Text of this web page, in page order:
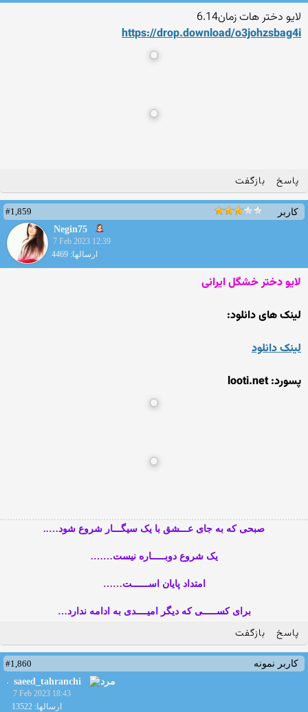
لایو دختر هات زمان6.14
https://drop.download/o3johzsbag4i
پاسخ بازگفت
کاربر
#1,859
Negin75
7 Feb 2023 12:39
ارسالها: 4469
لایو دختر خشگل ایرانی
لینک های دانلود:
لینک دانلود
پسورد: looti.net
صبحی که به جای عـــشق با یک سیگـــار شروع شود…..
یک شروع دوبـــــاره نیست…….
امتداد پایان اســــــت……
برای کســـــی که دیگر امیــــدی به ادامه ندارد…
پاسخ بازگفت
کاربر نمونه
#1,860
saeed_tahranchi
7 Feb 2023 18:43
ارسالها: 13522